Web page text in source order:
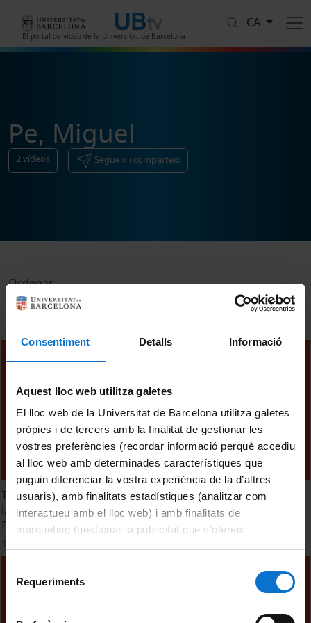
Consentiment Detalls Informació
Aquest lloc web utilitza galetes
El lloc web de la Universitat de Barcelona utilitza galetes
pròpies i de tercers amb la finalitat de gestionar les
vostres preferències (recordar informació perquè accediu
al lloc web amb determinades característiques que
puguin diferenciar la vostra experiència de la d’altres
usuaris), amb finalitats estadístiques (analitzar com
interactueu amb el lloc web) i amb finalitats de
màrqueting (gestionar la publicitat que s’ofereix
consultar laPolítica de galetes del lloc web de la
Requeriments
El portal de vídeo de la Universitat de Barcelona
CA
Pe, Miguel
2vídeos Segueix i comparteix
Ordenar
TTM 2024. Sesión 7. Menús Plant-Forward y el Negocio de
la Restauración: Enfoques y Casos Prácticos Desde el
Frente de la Innovación